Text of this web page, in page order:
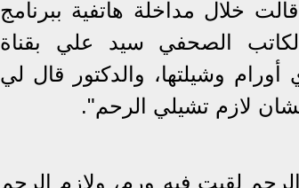
خلال مداخلة هاتفية ببرنامج
الصحفي سيد علي بقناة
وشيلتها، والدكتور قال لي
لازم تشيلي الرحم".
لقيت فيه ورم، ولازم الرحم